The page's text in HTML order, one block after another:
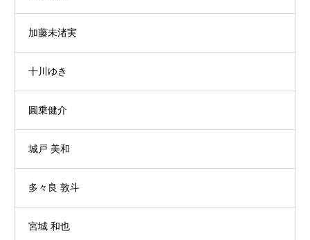
加藤未渚実
十川ゆき
圓乗健介
城戸 美和
多々良 敦斗
宮城 和也